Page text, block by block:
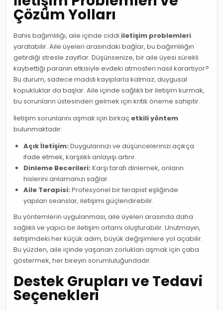
Çözüm Yolları
Bahis bağımlılığı, aile içinde ciddi iletişim problemleri
yaratabilir. Aile üyeleri arasındaki bağlar, bu bağımlılığın
getirdiği stresle zayıflar. Düşünsenize, bir aile üyesi sürekli
kaybettiği paranın etkisiyle evdeki atmosferi nasıl karartıyor?
Bu durum, sadece maddi kayıplarla kalmaz; duygusal
kopukluklar da başlar. Aile içinde sağlıklı bir iletişim kurmak,
bu sorunların üstesinden gelmek için kritik öneme sahiptir.
İletişim sorunlarını aşmak için birkaç etkili yöntem
bulunmaktadır:
Açık İletişim: Duygularınızı ve düşüncelerinizi açıkça
ifade etmek, karşılıklı anlayışı artırır.
Dinleme Becerileri: Karşı tarafı dinlemek, onların
hislerini anlamanızı sağlar.
Aile Terapisi: Profesyonel bir terapist eşliğinde
yapılan seanslar, iletişimi güçlendirebilir.
Bu yöntemlerin uygulanması, aile üyeleri arasında daha
sağlıklı ve yapıcı bir iletişim ortamı oluşturabilir. Unutmayın,
iletişimdeki her küçük adım, büyük değişimlere yol açabilir.
Bu yüzden, aile içinde yaşanan zorlukları aşmak için çaba
göstermek, her bireyin sorumluluğundadır.
Destek Grupları ve Tedavi
Seçenekleri